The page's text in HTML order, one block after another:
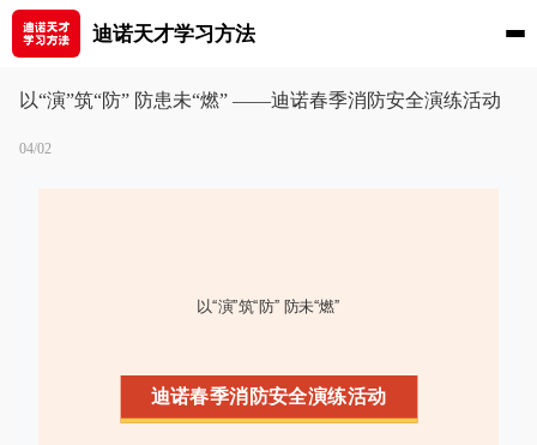
迪诺天才学习方法
以“演”筑“防” 防患未“燃” ——迪诺春季消防安全演练活动
04/02
迪诺春季消防安全演练活动
以“演”筑“防” 防未“燃”